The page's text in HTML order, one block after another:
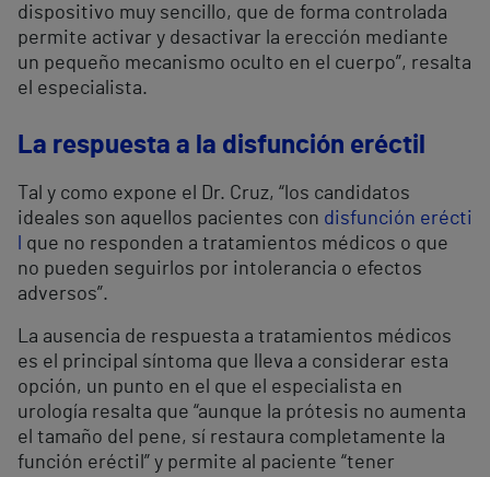
dispositivo muy sencillo, que de forma controlada
permite activar y desactivar la erección mediante
un pequeño mecanismo oculto en el cuerpo”, resalta
el especialista.
La respuesta a la disfunción eréctil
Tal y como expone el Dr. Cruz, “los candidatos
ideales son aquellos pacientes con disfunción erécti
que no responden a tratamientos médicos o que
no pueden seguirlos por intolerancia o efectos
adversos”.
La ausencia de respuesta a tratamientos médicos
es el principal síntoma que lleva a considerar esta
opción, un punto en el que el especialista en
urología resalta que “aunque la prótesis no aumenta
el tamaño del pene, sí restaura completamente la
función eréctil” y permite al paciente “tener